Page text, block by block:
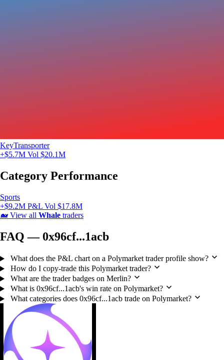
KeyTransporter
+$5.7M Vol $20.1M
Category Performance
Sports
+$9.2M P&L Vol $17.8M
🐋 View all Whale traders
FAQ — 0x96cf...1acb
What does the P&L chart on a Polymarket trader profile show?
How do I copy-trade this Polymarket trader?
What are the trader badges on Merlin?
What is 0x96cf...1acb's win rate on Polymarket?
What categories does 0x96cf...1acb trade on Polymarket?